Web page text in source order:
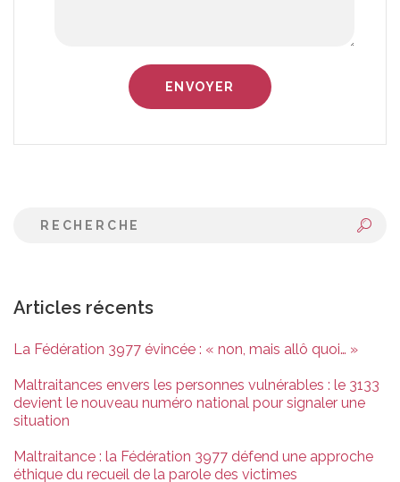
Articles récents
La Fédération 3977 évincée : « non, mais allô quoi… »
Maltraitances envers les personnes vulnérables : le 3133
devient le nouveau numéro national pour signaler une
situation
Maltraitance : la Fédération 3977 défend une approche
éthique du recueil de la parole des victimes